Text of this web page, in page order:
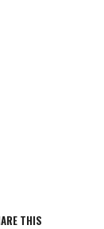
THIS